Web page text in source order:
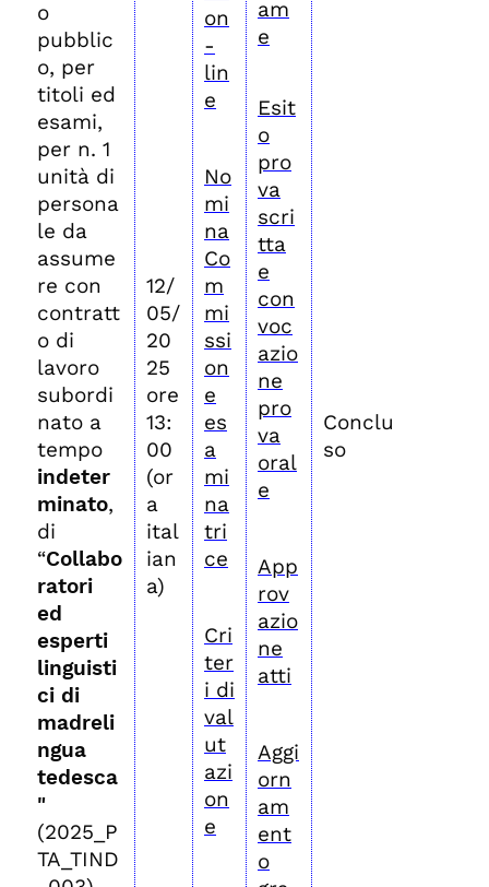
o
pubblic
o, per
titoli ed
esami,
per n. 1
unità di
persona
le da
assume
re con
contratt
o di
lavoro
subordi
nato a
tempo
indeter
minato,
di
“Collabo
ratori
ed
esperti
linguisti
ci di
madreli
ngua
tedesca
"
(2025_P
TA_TIND
12/
05/
20
25
ore
13:
00
(or
a
ital
ian
a)
on
-
lin
e
No
mi
na
Co
m
mi
ssi
on
e
es
a
mi
na
tri
ce
Cri
ter
i di
val
ut
azi
on
e
am
e
Esit
o
pro
va
scri
tta
e
con
voc
azio
ne
pro
va
oral
e
App
rov
azio
ne
atti
Aggi
orn
am
ent
o
Conclu
so